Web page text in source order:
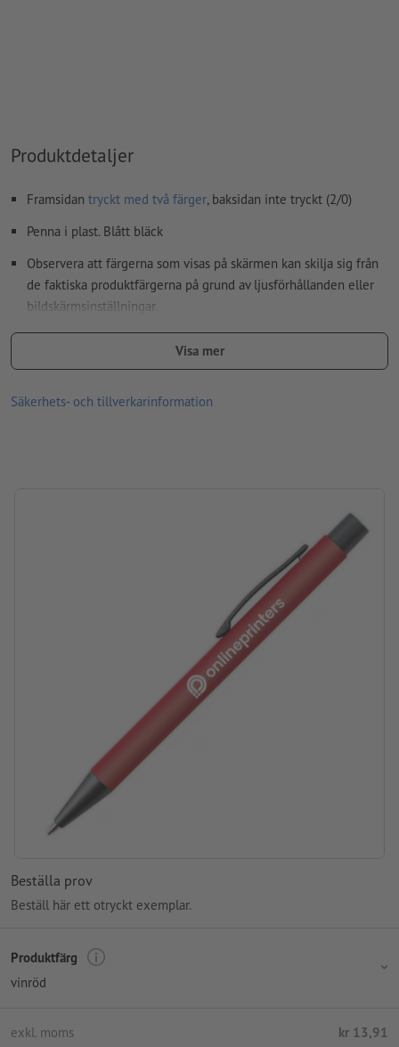
vårt hjälpcenter.
Hur skapar jag utskriftsdata korrekt?
Produktdetaljer
Framsidan tryckt med två färger, baksidan inte tryckt (2/0)
Penna i plast. Blått bläck
Observera att färgerna som visas på skärmen kan skilja sig från
de faktiska produktfärgerna på grund av ljusförhållanden eller
bildskärmsinställningar.
Material: plast
storlek: 14 x ø 1 cm
Bearbetning: Tampongtryck
Visa mer
Säkerhets- och tillverkarinformation
Beställa prov
Beställ här ett otryckt exemplar.
Produktfärg
vinröd
exkl. moms kr 13,91